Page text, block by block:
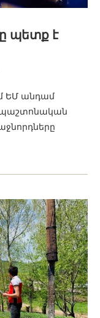
պետք է
ԵՄ անդամ
պաշտոնական